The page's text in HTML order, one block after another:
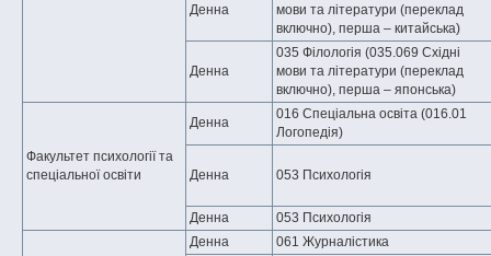
Денна
мови та літератури (переклад
включно), перша – китайська)
Денна
035 Філологія (035.069 Східні
мови та літератури (переклад
включно), перша – японська)
Факультет психології та
спеціальної освіти
Денна
016 Спеціальна освіта (016.01
Логопедія)
Денна 053 Психологія
Денна 053 Психологія
Денна 061 Журналістика